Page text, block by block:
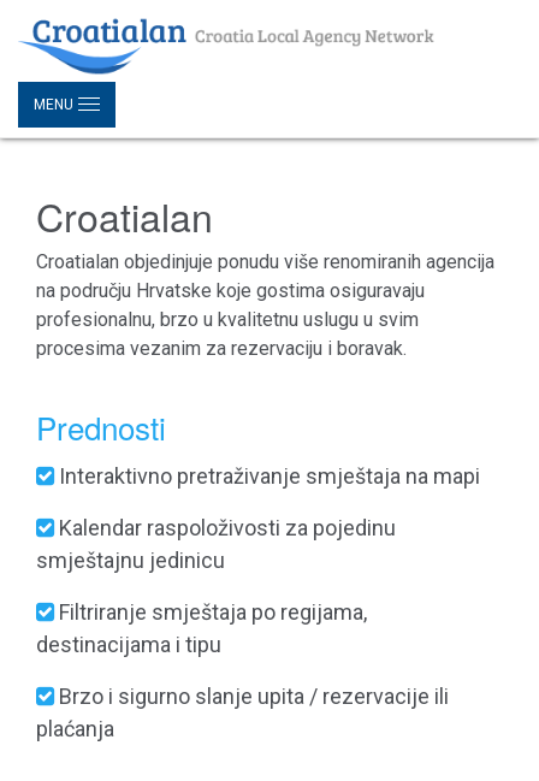
MENU
Croatialan
Croatialan objedinjuje ponudu više renomiranih agencija
na području Hrvatske koje gostima osiguravaju
profesionalnu, brzo u kvalitetnu uslugu u svim
procesima vezanim za rezervaciju i boravak.
Prednosti
Interaktivno pretraživanje smještaja na mapi
Kalendar raspoloživosti za pojedinu
smještajnu jedinicu
Filtriranje smještaja po regijama,
destinacijama i tipu
Brzo i sigurno slanje upita / rezervacije ili
plaćanja